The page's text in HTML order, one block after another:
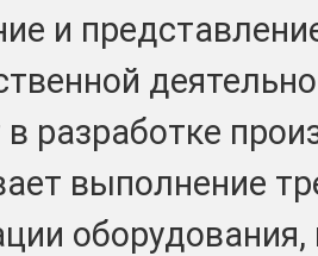
и
в разработке
выполнение
оборудования,